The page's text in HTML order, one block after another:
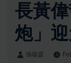
長黃
炮」
張噬霆